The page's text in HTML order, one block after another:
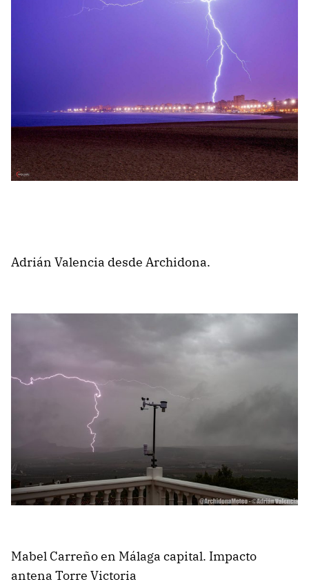
Adrián Valencia desde Archidona.
Mabel Carreño en Málaga capital. Impacto
antena Torre Victoria